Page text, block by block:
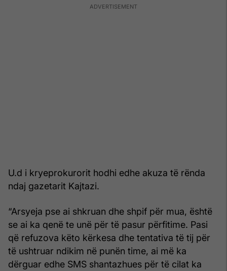
U.d i kryeprokurorit hodhi edhe akuza të rënda
ndaj gazetarit Kajtazi.
“Arsyeja pse ai shkruan dhe shpif për mua, është
se ai ka qenë te unë për të pasur përfitime. Pasi
që refuzova këto kërkesa dhe tentativa të tij për
të ushtruar ndikim në punën time, ai më ka
dërguar edhe SMS shantazhues për të cilat ka